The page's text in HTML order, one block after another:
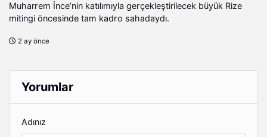
Muharrem İnce’nin katılımıyla gerçekleştirilecek büyük Rize
mitingi öncesinde tam kadro sahadaydı.
2 ay önce
Yorumlar
Adınız